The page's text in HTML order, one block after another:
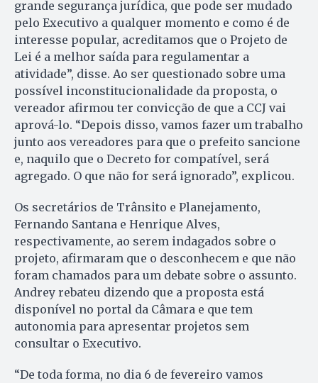
grande segurança jurídica, que pode ser mudado
pelo Executivo a qualquer momento e como é de
interesse popular, acreditamos que o Projeto de
Lei é a melhor saída para regulamentar a
atividade”, disse. Ao ser questionado sobre uma
possível inconstitucionalidade da proposta, o
vereador afirmou ter convicção de que a CCJ vai
aprová-lo. “Depois disso, vamos fazer um trabalho
junto aos vereadores para que o prefeito sancione
e, naquilo que o Decreto for compatível, será
agregado. O que não for será ignorado”, explicou.
Os secretários de Trânsito e Planejamento,
Fernando Santana e Henrique Alves,
respectivamente, ao serem indagados sobre o
projeto, afirmaram que o desconhecem e que não
foram chamados para um debate sobre o assunto.
Andrey rebateu dizendo que a proposta está
disponível no portal da Câmara e que tem
autonomia para apresentar projetos sem
consultar o Executivo.
“De toda forma, no dia 6 de fevereiro vamos